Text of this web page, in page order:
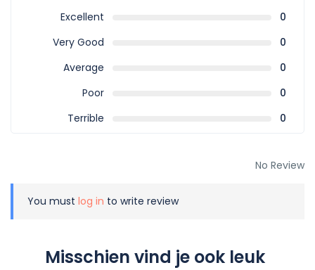
Excellent
0
Very Good
0
Average
0
Poor
0
Terrible
0
No Review
You must log in to write review
Misschien vind je ook leuk